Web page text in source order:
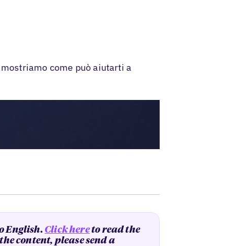
come può aiutarti a
English. Click hereto read the
content, please send a